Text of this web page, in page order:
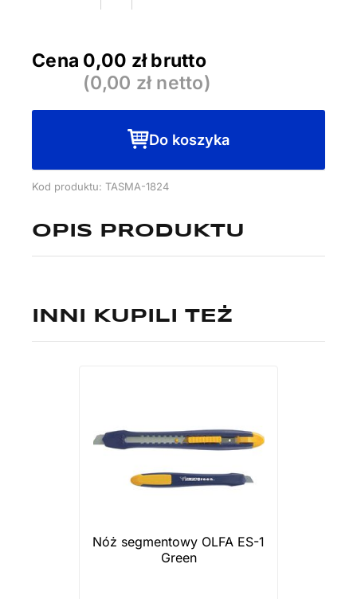
Cena 0,00 zł brutto
(0,00 zł netto)
Do koszyka
Kod produktu: TASMA-1824
OPIS PRODUKTU
INNI KUPILI TEŻ
Nóż segmentowy OLFA ES-1
Green